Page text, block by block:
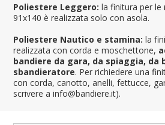
Poliestere Leggero: la finitura per le
91x140 è realizzata solo con asola.
Poliestere Nautico e stamina: la
realizzata con corda e moschettone,
bandiere da gara, da spiaggia, da
sbandieratore. Per richiedere una
con corda, canotto, anelli, fettucce,
scrivere a info@bandiere.it).